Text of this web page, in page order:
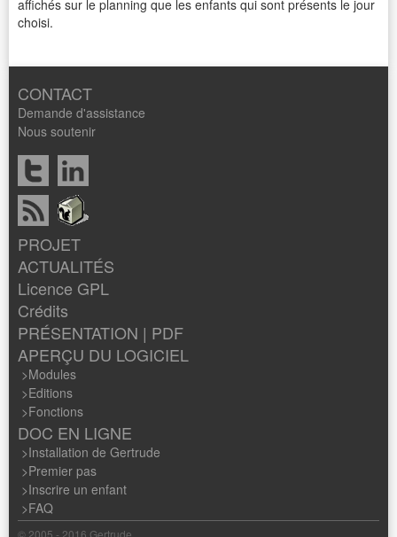
affichés sur le planning que les enfants qui sont présents le jour
choisi.
CONTACT
Demande d'assistance
Nous soutenir
PROJET
ACTUALITÉS
Licence GPL
Crédits
PRÉSENTATION | PDF
APERÇU DU LOGICIEL
>Modules
>Editions
>Fonctions
DOC EN LIGNE
>Installation de Gertrude
>Premier pas
>Inscrire un enfant
>FAQ
© 2005 - 2016 Gertrude